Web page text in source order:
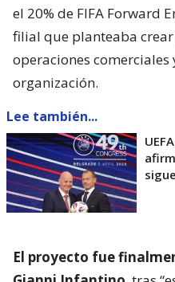
el 20% de FIFA Forward
filial que planteaba
operaciones comerciales
organización.
Lee también...
El proyecto fue